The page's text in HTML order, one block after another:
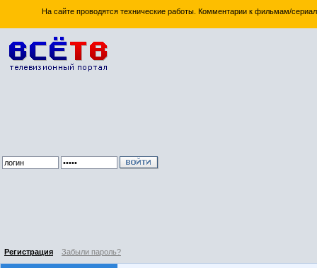
На сайте проводятся технические работы. Комментарии к фильмам/
Регистрация Забыли пароль?